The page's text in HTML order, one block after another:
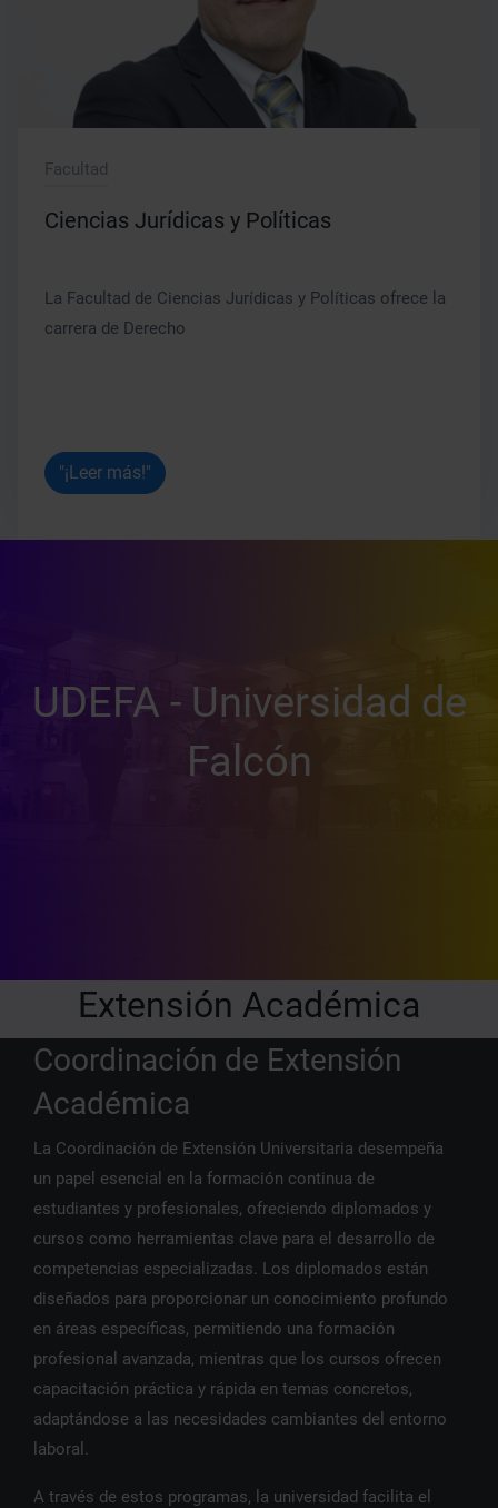
Facultad
Ciencias Jurídicas y Políticas
La Facultad de Ciencias Jurídicas y Políticas ofrece la
carrera de Derecho
"¡Leer más!"
UDEFA - Universidad de
Falcón
Extensión Académica
Coordinación de Extensión
Académica
La Coordinación de Extensión Universitaria desempeña
un papel esencial en la formación continua de
estudiantes y profesionales, ofreciendo diplomados y
cursos como herramientas clave para el desarrollo de
competencias especializadas. Los diplomados están
diseñados para proporcionar un conocimiento profundo
en áreas específicas, permitiendo una formación
profesional avanzada, mientras que los cursos ofrecen
capacitación práctica y rápida en temas concretos,
adaptándose a las necesidades cambiantes del entorno
laboral.
A través de estos programas, la universidad facilita el